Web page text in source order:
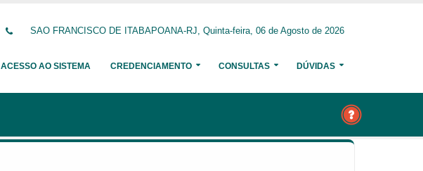
SAO FRANCISCO DE ITABAPOANA-RJ, Quinta-feira, 06 de Agosto de 2026
ACESSO AO SISTEMA CREDENCIAMENTO CONSULTAS DÚVIDAS